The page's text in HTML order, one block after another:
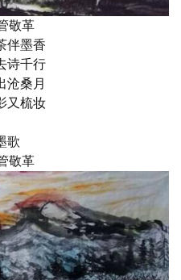
敬革
伴墨香
诗千行
沧桑月
又梳妆
歌
敬革